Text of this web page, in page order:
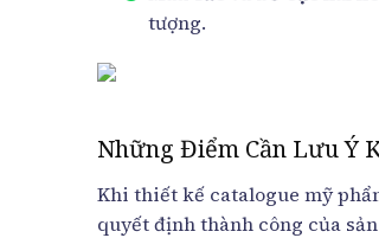
tượng.
Những Điểm Cần Lưu Ý
Khi thiết kế catalogue mỹ
quyết định thành công của